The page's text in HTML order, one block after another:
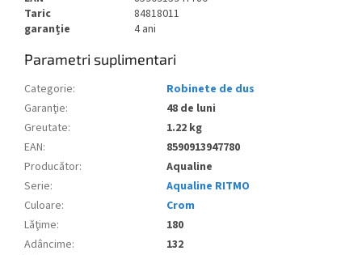
Taric
84818011
garanție
4 ani
Parametri suplimentari
Categorie:
Robinete de dus
Garanţie:
48 de luni
Greutate:
1.22 kg
EAN:
8590913947780
Producător:
Aqualine
Serie:
Aqualine RITMO
Culoare:
Crom
Lăţime:
180
Adâncime:
132